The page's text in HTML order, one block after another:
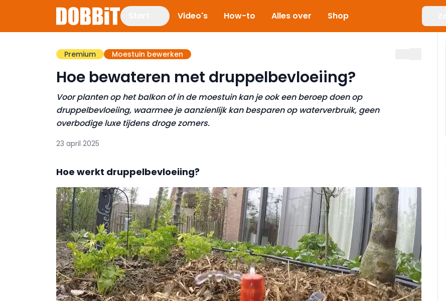
Video's How-to Alles over Shop
Premium Moestuin bewerken
Hoe bewateren met druppelbevloeiing?
Voor planten op het balkon of in de moestuin kan je ook een beroep doen op
druppelbevloeiing, waarmee je aanzienlijk kan besparen op waterverbruik, geen
overbodige luxe tijdens droge zomers.
23 april 2025
Hoe werkt druppelbevloeiing?